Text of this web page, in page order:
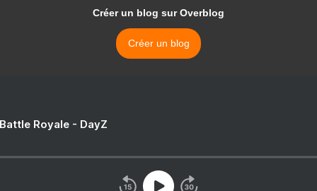
Créer un blog sur Overblog
Créer un blog
Royale - DayZ